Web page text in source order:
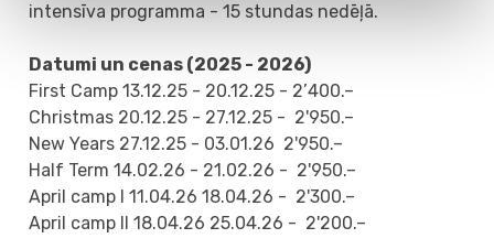
intensīva programma - 15 stundas nedēļā.
Datumi un cenas (2025 - 2026)
First Camp 13.12.25 - 20.12.25 - 2’400.–
Christmas 20.12.25 - 27.12.25 - 2'950.–
New Years 27.12.25 - 03.01.26 2'950.–
Half Term 14.02.26 - 21.02.26 - 2'950.–
April camp I 11.04.26 18.04.26 - 2'300.–
April camp II 18.04.26 25.04.26 - 2'200.–